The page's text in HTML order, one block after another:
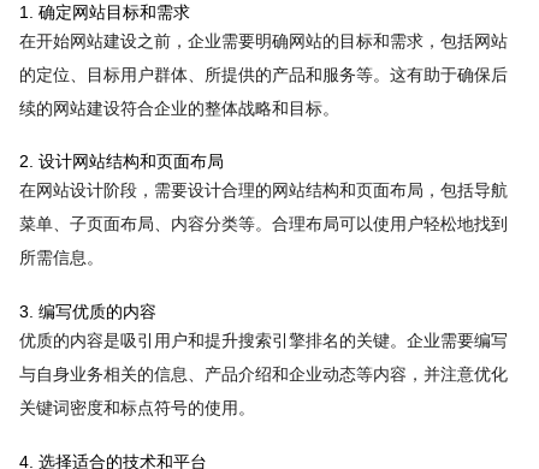
1. 确定网站目标和需求
在开始网站建设之前，企业需要明确网站的目标和需求，包括网站
的定位、目标用户群体、所提供的产品和服务等。这有助于确保后
续的网站建设符合企业的整体战略和目标。
2. 设计网站结构和页面布局
在网站设计阶段，需要设计合理的网站结构和页面布局，包括导航
菜单、子页面布局、内容分类等。合理布局可以使用户轻松地找到
所需信息。
3. 编写优质的内容
优质的内容是吸引用户和提升搜索引擎排名的关键。企业需要编写
与自身业务相关的信息、产品介绍和企业动态等内容，并注意优化
关键词密度和标点符号的使用。
4. 选择适合的技术和平台